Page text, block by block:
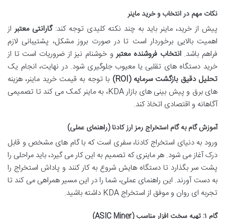
نکات مهم در انتخاب و خرید ماینر
پیش از خرید، ماینر باید به چند نکته کلیدی توجه کند:گارانتی معتبراز
اهمیت بالایی برخوردار است تا در صورت بروز مشکل، پشتیبانی لازم
فراهم باشد.انتخاب فروشنده معتبرو خوشنام نیز از ضروریات است تا از
خرید دستگاه های تقلبی یا معیوب جلوگیری شود. در نهایت، انجام یک
تحلیل دقیق بازگشت سرمایه (ROI)
با توجه به قیمت خرید ماینر، هزینه
های برق و پیش بینی های بازار KDA، به ماینر کمک می کند تا تصمیمی
آگاهانه و اقتصادی اتخاذ کند.
آموزش گام به گام استخراج رمز ارز کادنا (راهنمای عملی)
ورود به دنیای استخراج کادنا، سفری است که با گام های مشخص و قابل
درک آغاز می شود. هر ماینری که تصمیم به این کار می گیرد، باید مراحلی را
پشت سر بگذارد تا دستگاه هایش شروع به کار کنند و پاداش استخراج را
به دست آورند. این راهنمای عملی، شما را در این مسیر همراهی می کند تا
تجربه ای روان و موفق از استخراج KDA داشته باشید.
گام ۱: تهیه سخت افزار مناسب (ASIC Miner)